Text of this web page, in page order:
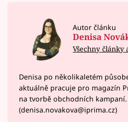
Autor článku
Denisa
Všechny články
Denisa po několikaletém
aktuálně pracuje pro magazín
na tvorbě obchodních kampaní.
(denisa.novakova@iprima.cz)